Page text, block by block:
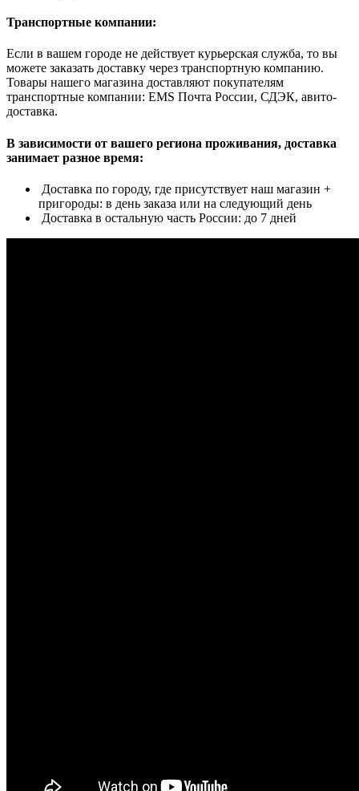
Транспортные компании:
Если в вашем городе не действует курьерская служба, то вы
можете заказать доставку через транспортную компанию.
Товары нашего магазина доставляют покупателям
транспортные компании: EMS Почта России, СДЭК, авито-
доставка.
В зависимости от вашего региона проживания, доставка
занимает разное время:
Доставка по городу, где присутствует наш магазин +
пригороды: в день заказа или на следующий день
Доставка в остальную часть России: до 7 дней